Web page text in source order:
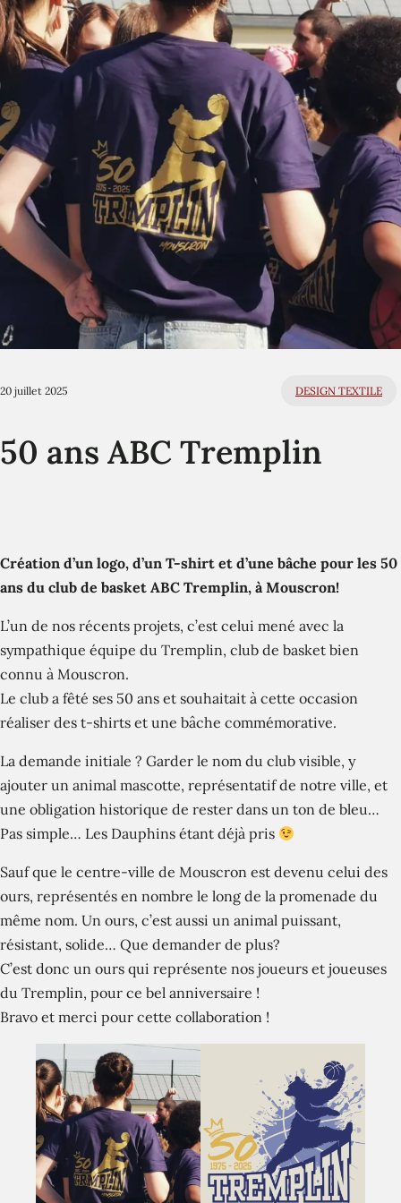
20 juillet 2025 DESIGN TEXTILE
50 ans ABC Tremplin
Création d’un logo, d’un T-shirt et d’une bâche pour les 50
ans du club de basket ABC Tremplin, à Mouscron!
L’un de nos récents projets, c’est celui mené avec la
sympathique équipe du Tremplin, club de basket bien
connu à Mouscron.
Le club a fêté ses 50 ans et souhaitait à cette occasion
réaliser des t-shirts et une bâche commémorative.
La demande initiale ? Garder le nom du club visible, y
ajouter un animal mascotte, représentatif de notre ville, et
une obligation historique de rester dans un ton de bleu…
Pas simple… Les Dauphins étant déjà pris
Sauf que le centre-ville de Mouscron est devenu celui des
ours, représentés en nombre le long de la promenade du
même nom. Un ours, c’est aussi un animal puissant,
résistant, solide… Que demander de plus?
C’est donc un ours qui représente nos joueurs et joueuses
du Tremplin, pour ce bel anniversaire !
Bravo et merci pour cette collaboration !